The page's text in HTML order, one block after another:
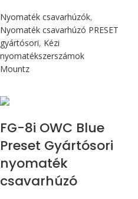
Nyomaték csavarhúzók,
Nyomaték csavarhúzó PRESET
gyártósori, Kézi
nyomatékszerszámok
Mountz
FG-8i OWC Blue
Preset Gyártósori
nyomaték
csavarhúzó